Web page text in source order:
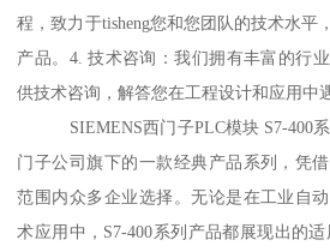
程，致力于tisheng您和您团队的技术水平
产品。4. 技术咨询：我们拥有丰富的行
供技术咨询，解答您在工程设计和应用中
SIEMENS西门子PLC模块 S7-400系
门子公司旗下的一款经典产品系列，凭
范围内众多企业选择。无论是在工业自
术应用中，S7-400系列产品都展现出的